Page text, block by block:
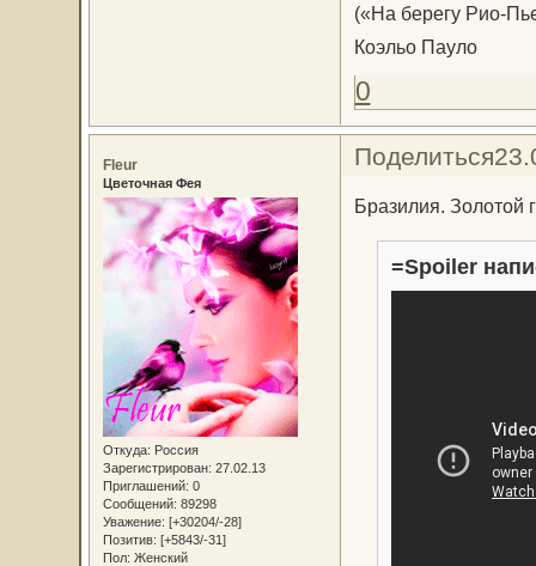
(«На берегу Рио-
Коэльо Пауло
0
Поделиться
Fleur
Цветочная Фея
Откуда: Россия
Зарегистрирован: 27.02.13
Приглашений: 0
Сообщений: 89298
Уважение: [+30204/-28]
Позитив: [+5843/-31]
Пол: Женский
Брaзилия. Золотой
=Spoiler